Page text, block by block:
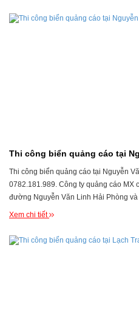
Thi công biển quảng cáo tại
Thi công biển quảng cáo tại Nguyễn
0782.181.989. Công ty quảng cáo MX
đường Nguyễn Văn Linh Hải Phòng
Xem chi tiết